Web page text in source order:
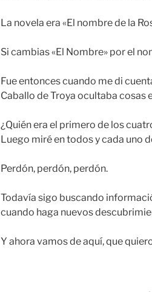
La novela era «El nombre de la
Si cambias «El Nombre» por el
Fue entonces cuando me di
Caballo de Troya ocultaba cosas
¿Quién era el primero de los
Luego miré en todos y cada uno
Perdón, perdón, perdón.
Todavía sigo buscando
cuando haga nuevos
Y ahora vamos de aquí, que